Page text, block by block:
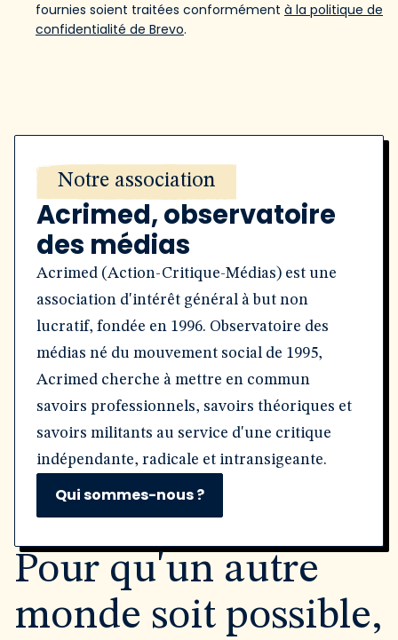
fournies soient traitées conformément à la politique de
confidentialité de Brevo.
Notre association
Acrimed, observatoire
des médias
Acrimed (Action-Critique-Médias) est une
association d'intérêt général à but non
lucratif, fondée en 1996. Observatoire des
médias né du mouvement social de 1995,
Acrimed cherche à mettre en commun
savoirs professionnels, savoirs théoriques et
savoirs militants au service d'une critique
indépendante, radicale et intransigeante.
Qui sommes-nous ?
Pour qu'un autre
monde soit possible,